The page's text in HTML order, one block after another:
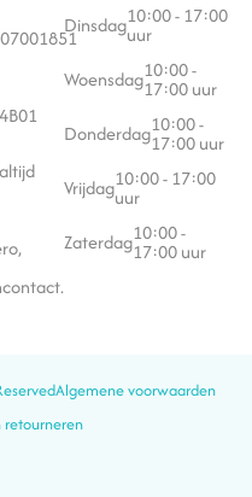
Dinsdag10:00 - 17:00
uur
Woensdag10:00 -
17:00 uur
Donderdag10:00 -
17:00 uur
Vrijdag10:00 - 17:00
uur
Zaterdag10:00 -
17:00 uur
Algemene voorwaarden
retourneren